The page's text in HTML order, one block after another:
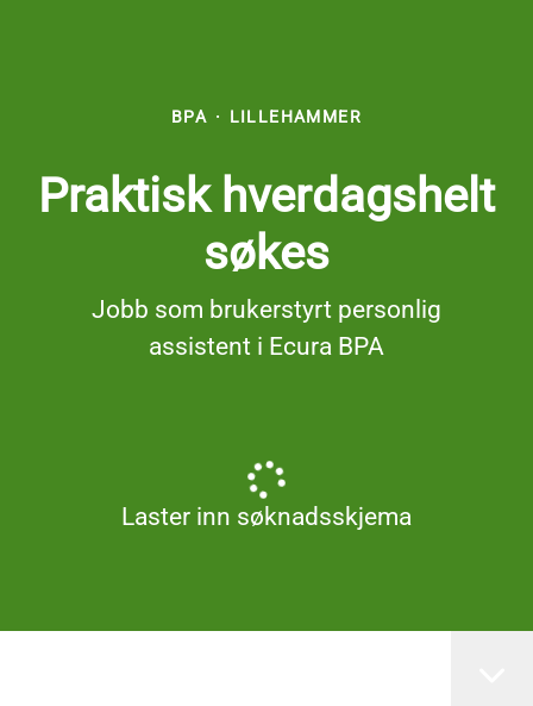
BPA · LILLEHAMMER
Praktisk hverdagshelt
søkes
Jobb som brukerstyrt personlig
assistent i Ecura BPA
Laster inn søknadsskjema